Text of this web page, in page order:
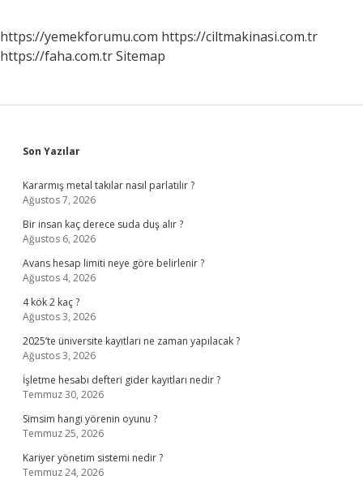
https://yemekforumu.com https://ciltmakinasi.com.tr
https://faha.com.trSitemap
Sidebar
Son Yazılar
Kararmış metal takılar nasıl parlatılır ?
Ağustos 7, 2026
Bir insan kaç derece suda duş alır ?
Ağustos 6, 2026
Avans hesap limiti neye göre belirlenir ?
Ağustos 4, 2026
4 kök 2 kaç ?
Ağustos 3, 2026
2025’te üniversite kayıtları ne zaman yapılacak ?
Ağustos 3, 2026
İşletme hesabı defteri gider kayıtları nedir ?
Temmuz 30, 2026
Simsim hangi yörenin oyunu ?
Temmuz 25, 2026
Kariyer yönetim sistemi nedir ?
Temmuz 24, 2026